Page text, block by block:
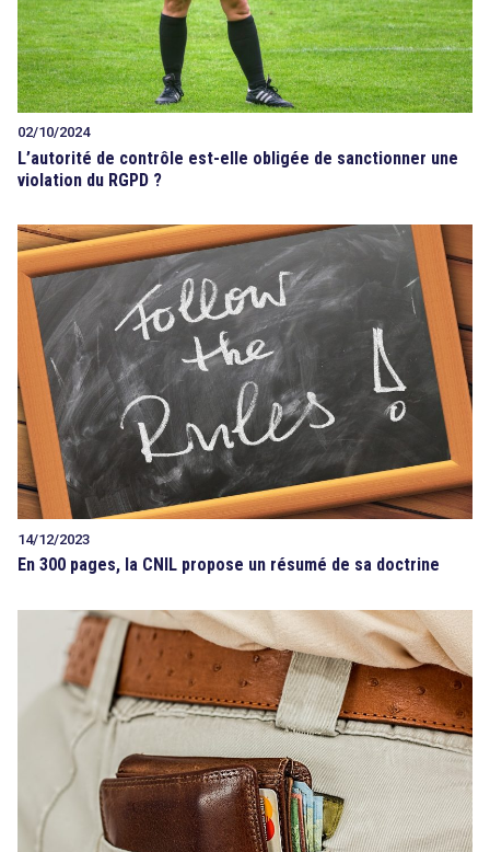
02/10/2024
L’autorité de contrôle est-elle obligée de sanctionner une
violation du RGPD ?
14/12/2023
En 300 pages, la CNIL propose un résumé de sa doctrine